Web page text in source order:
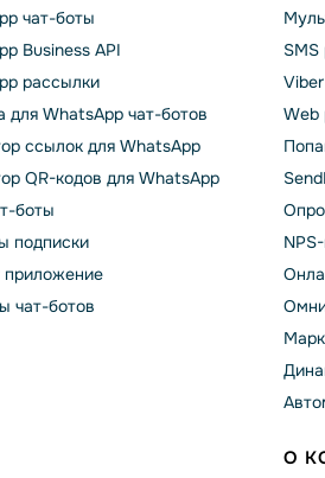
чат-боты
Business API
рассылки
для WhatsApp чат-ботов
ссылок для WhatsApp
QR-кодов для WhatsApp
боты
подписки
приложение
чат-ботов
SMS
Web
О